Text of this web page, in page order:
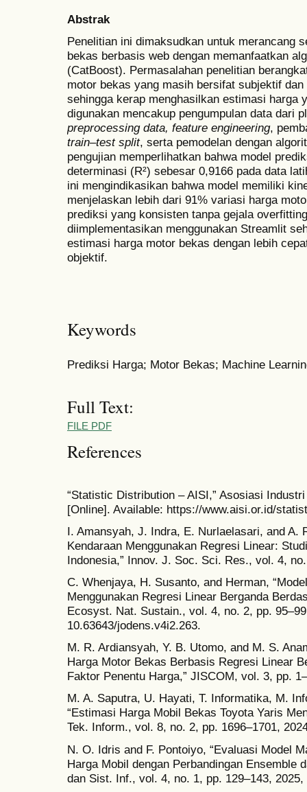
Abstrak
Penelitian ini dimaksudkan untuk merancang
bekas berbasis web dengan memanfaatkan
(CatBoost). Permasalahan penelitian
motor bekas yang masih bersifat subjektif
sehingga kerap menghasilkan estimasi harga
digunakan mencakup pengumpulan data dari
preprocessing data, feature engineering,
train–test split, serta pemodelan dengan
pengujian memperlihatkan bahwa model
determinasi (R²) sebesar 0,9166 pada data
ini mengindikasikan bahwa model memiliki
menjelaskan lebih dari 91% variasi harga
prediksi yang konsisten tanpa gejala
diimplementasikan menggunakan Streamlit
estimasi harga motor bekas dengan lebih
objektif.
Keywords
Prediksi Harga; Motor Bekas; Machine
Full Text:
FILE PDF
References
“Statistic Distribution – AISI,” Asosiasi
[Online]. Available: https://www.aisi.or.id/
I. Amansyah, J. Indra, E. Nurlaelasari, and A.
Kendaraan Menggunakan Regresi Linear:
Indonesia,” Innov. J. Soc. Sci. Res., vol. 4,
C. Whenjaya, H. Susanto, and Herman,
Menggunakan Regresi Linear Berganda
Ecosyst. Nat. Sustain., vol. 4, no. 2, pp.
10.63643/jodens.v4i2.263.
M. R. Ardiansyah, Y. B. Utomo, and M. S.
Harga Motor Bekas Berbasis Regresi Linear
Faktor Penentu Harga,” JISCOM, vol. 3, pp.
M. A. Saputra, U. Hayati, T. Informatika, M.
“Estimasi Harga Mobil Bekas Toyota Yaris
Tek. Inform., vol. 8, no. 2, pp. 1696–1701,
N. O. Idris and F. Pontoiyo, “Evaluasi Model
Harga Mobil dengan Perbandingan Ensemble
dan Sist. Inf., vol. 4, no. 1, pp. 129–143,